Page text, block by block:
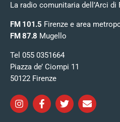
La radio comunitaria dell’Arci di
FM 101.5 Firenze e area
FM 87.8 Mugello
Tel 055 0351664
Piazza de’ Ciompi 11
50122 Firenze